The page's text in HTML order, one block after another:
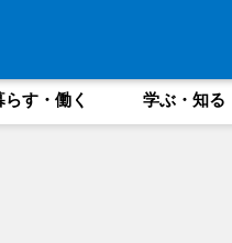
らす・働く 学ぶ・知る